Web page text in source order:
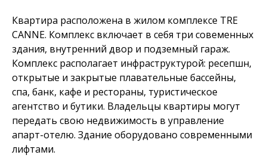
Квартира расположена в жилом комплексе TRE
CANNE. Комплекс включает в себя три совеменных
здания, внутренний двор и подземный гараж.
Комплекс располагает инфраструктурой: ресепшн,
открытые и закрытые плавательные бассейны,
спа, банк, кафе и рестораны, туристическое
агентство и бутики. Владельцы квартиры могут
передать свою недвижимость в управление
апарт-отелю. Здание оборудовано современными
лифтами.